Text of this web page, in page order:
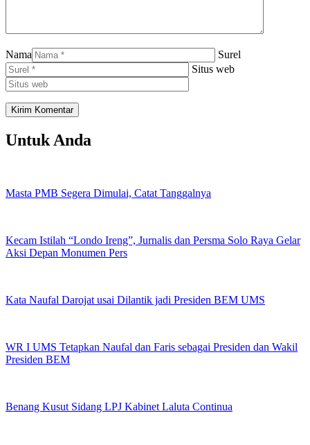
Nama
Surel
Situs web
Untuk Anda
Masta PMB Segera Dimulai, Catat Tanggalnya
Kecam Istilah “Londo Ireng”, Jurnalis dan Persma Solo Raya Gelar
Aksi Depan Monumen Pers
Kata Naufal Darojat usai Dilantik jadi Presiden BEM UMS
WR I UMS Tetapkan Naufal dan Faris sebagai Presiden dan Wakil
Presiden BEM
Benang Kusut Sidang LPJ Kabinet Laluta Continua